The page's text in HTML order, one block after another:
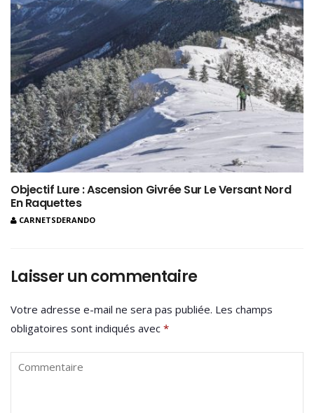
Objectif Lure : Ascension Givrée Sur Le Versant Nord
En Raquettes
CARNETSDERANDO
Laisser un commentaire
Votre adresse e-mail ne sera pas publiée. Les champs
obligatoires sont indiqués avec *